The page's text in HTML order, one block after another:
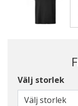
Välj storlek
Välj storlek